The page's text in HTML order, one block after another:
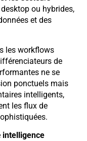
ou hybrides,
et des
les workflows
de
ne se
ponctuels mais
intelligents,
les flux de
intelligence